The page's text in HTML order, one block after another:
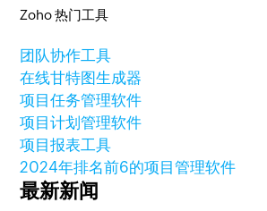
Zoho 热门工具
团队协作工具
在线甘特图生成器
项目任务管理软件
项目计划管理软件
项目报表工具
2024年排名前6的项目管理软件
最新新闻